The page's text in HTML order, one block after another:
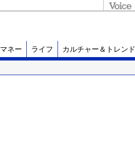
マネー ライフ カルチャー＆トレンド